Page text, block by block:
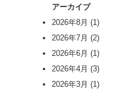
アーカイブ
2026年8月 (1)
2026年7月 (2)
2026年6月 (1)
2026年4月 (3)
2026年3月 (1)